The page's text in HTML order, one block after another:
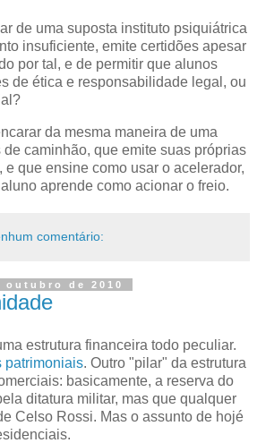
de uma suposta instituto psiquiátrica
insuficiente, emite certidões apesar
por tal, e de permitir que alunos
de ética e responsabilidade legal, ou
da mesma maneira de uma
caminhão, que emite suas próprias
e que ensine como usar o acelerador,
aprende como acionar o freio.
comentário:
de 2010
estrutura financeira todo peculiar.
patrimoniais. Outro "pilar" da estrutura
basicamente, a reserva do
ditatura militar, mas que qualquer
Celso Rossi. Mas o assunto de hojé